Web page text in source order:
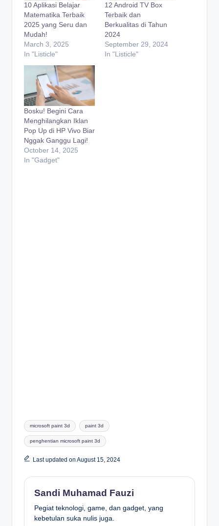
10 Aplikasi Belajar
Matematika Terbaik
2025 yang Seru dan
Mudah!
March 3, 2025
In "Listicle"
12 Android TV Box
Terbaik dan
Berkualitas di Tahun
2024
September 29, 2024
In "Listicle"
Bosku! Begini Cara
Menghilangkan Iklan
Pop Up di HP Vivo Biar
Nggak Ganggu Lagi!
October 14, 2025
In "Gadget"
Tags:
microsoft paint 3d paint 3d
penghentian microsoft paint 3d
Last updated on August 15, 2024
Sandi Muhamad Fauzi
Pegiat teknologi, game, dan gadget, yang
kebetulan suka nulis juga.